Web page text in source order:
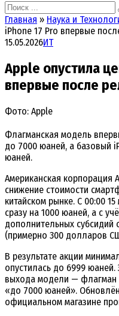
Search
for:
Главная » Наука и
iPhone 17 Pro впервые
15.05.2026ИТ
Apple опустила
впервые после
Фото: Apple
Флагманская модель
до 7000 юаней, а базовый
юаней.
Американская корпорация
снижение стоимости
китайском рынке. С 00:00
сразу на 1000 юаней, а с
дополнительных субсидий
(примерно 300 долларов
В результате акции
опустилась до 6999
выхода модели — флагман
«до 7000 юаней».
официальном магазине